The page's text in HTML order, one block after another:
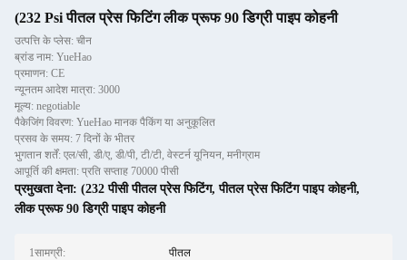
(232 Psi पीतल प्रेस फिटिंग लीक प्रूफ 90 डिग्री पाइप कोहनी
उत्पत्ति के प्लेस: चीन
ब्रांड नाम: YueHao
प्रमाणन: CE
न्यूनतम आदेश मात्रा: 3000
मूल्य: negotiable
पैकेजिंग विवरण: YueHao मानक पैकिंग या अनुकूलित
प्रसव के समय: 7 दिनों के भीतर
भुगतान शर्तें: एल/सी, डी/ए, डी/पी, टी/टी, वेस्टर्न यूनियन, मनीग्राम
आपूर्ति की क्षमता: प्रति सप्ताह 70000 पीसी
प्रमुखता देना: (232 पीसी पीतल प्रेस फिटिंग,पीतल प्रेस फिटिंग पाइप कोहनी,
लीक प्रूफ 90 डिग्री पाइप कोहनी
1सामग्री: पीतल